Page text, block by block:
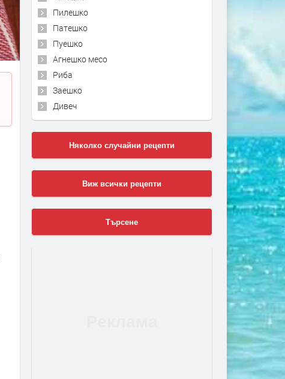
Пилешко
Патешко
Пуешко
Агнешко месо
Риба
Заешко
Дивеч
Няколко случайни рецепти
Виж всички рецепти
Търсене